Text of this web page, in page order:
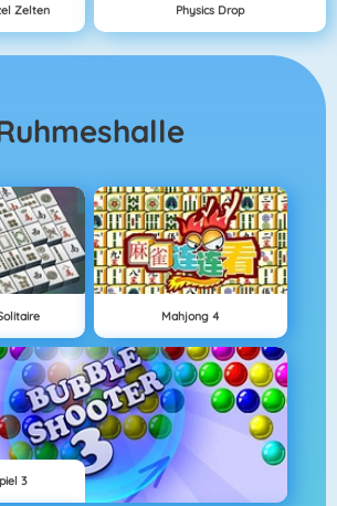
Zelten Physics Drop
Ruhmeshalle
Mahjong 4
3